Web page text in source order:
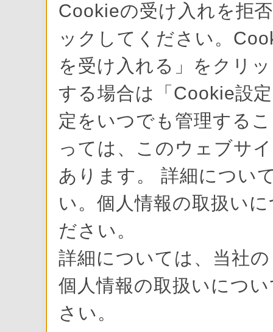
Cookieの受け入れを拒
ックしてください。
を受け入れる」をクリ
する場合は「Cookie設
定をいつでも管理する
っては、このウェブサ
あります。 詳細につい
い。個人情報の取扱い
ださい。
詳細については、当社
個人情報の取扱いにつ
さい。